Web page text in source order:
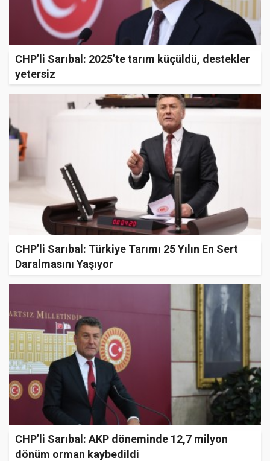
CHP’li Sarıbal: 2025’te tarım küçüldü, destekler
yetersiz
CHP’li Sarıbal: Türkiye Tarımı 25 Yılın En Sert
Daralmasını Yaşıyor
CHP’li Sarıbal: AKP döneminde 12,7 milyon
dönüm orman kaybedildi